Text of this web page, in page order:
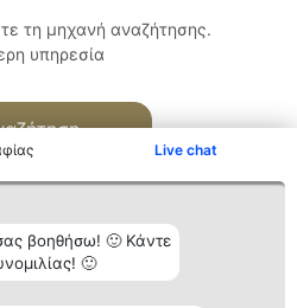
Live chat
βοηθήσω! 🙂 Κάντε
🙂
τη μηχανή αναζήτησης.
υπηρεσία
Επικοινωνία